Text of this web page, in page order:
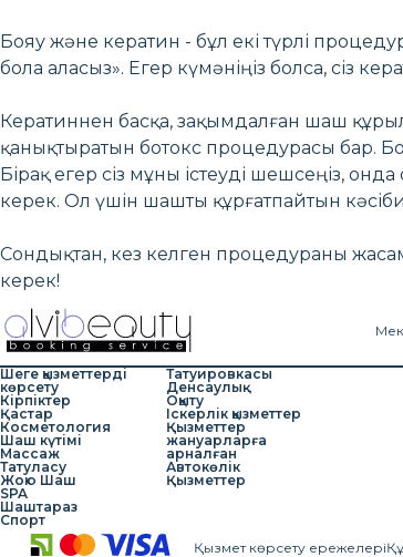
Бояу және кератин - бұл екі түрлі
бола аласыз». Егер күмәніңіз болса, сіз
Кератиннен басқа, зақымдалған шаш
қанықтыратын ботокс процедурасы бар.
Бірақ егер сіз мұны істеуді шешсеңіз,
керек. Ол үшін шашты құрғатпайтын
Сондықтан, кез келген процедураны
керек!
Шеге қызметтерді
көрсету
Кірпіктер
Қастар
Косметология
Шаш күтімі
Массаж
Татуласу
Жою Шаш
SPA
Шаштараз
Спорт
Татуировкасы
Денсаулық
Оқыту
Іскерлік қызметтер
Қызметтер
жануарларға
арналған
Автокөлік
Қызметтер
Қызмет көрсету ережелері